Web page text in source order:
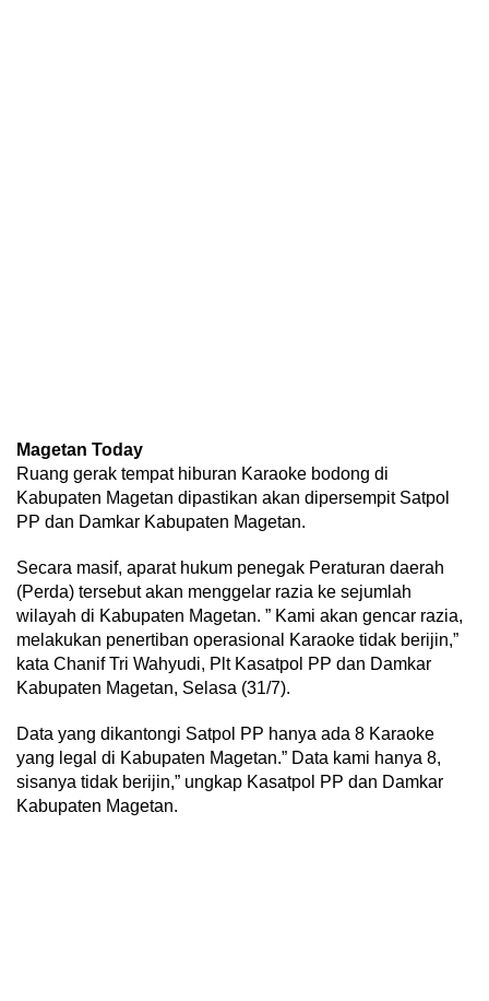
Magetan Today
Ruang gerak tempat hiburan Karaoke bodong di
Kabupaten Magetan dipastikan akan dipersempit Satpol
PP dan Damkar Kabupaten Magetan.
Secara masif, aparat hukum penegak Peraturan daerah
(Perda) tersebut akan menggelar razia ke sejumlah
wilayah di Kabupaten Magetan. ” Kami akan gencar razia,
melakukan penertiban operasional Karaoke tidak berijin,”
kata Chanif Tri Wahyudi, Plt Kasatpol PP dan Damkar
Kabupaten Magetan, Selasa (31/7).
Data yang dikantongi Satpol PP hanya ada 8 Karaoke
yang legal di Kabupaten Magetan.” Data kami hanya 8,
sisanya tidak berijin,” ungkap Kasatpol PP dan Damkar
Kabupaten Magetan.